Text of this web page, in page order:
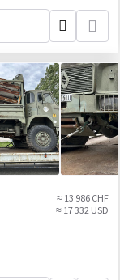
≈ 13 986 CHF
≈ 17 332 USD